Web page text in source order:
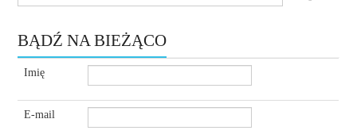
BĄDŹ NA BIEŻĄCO
Imię
E-mail